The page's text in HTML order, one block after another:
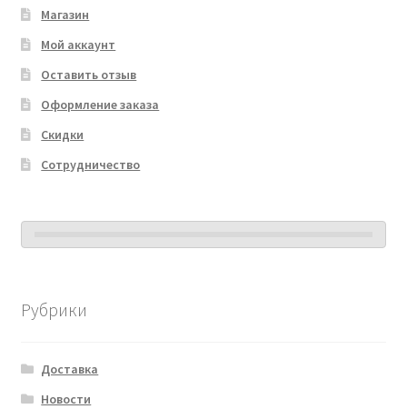
Магазин
Мой аккаунт
Оставить отзыв
Оформление заказа
Скидки
Сотрудничество
Рубрики
Доставка
Новости